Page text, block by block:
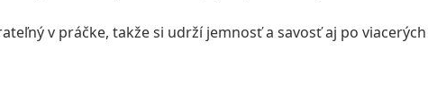
v práčke, takže si udrží jemnosť a savosť aj po viacerých